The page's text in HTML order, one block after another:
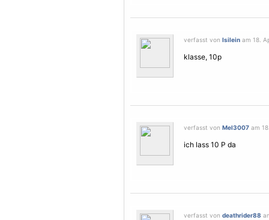
verfasst von Isilein am 18.
klasse, 10p
verfasst von Mel3007 am
ich lass 10 P da
verfasst von deathrider88